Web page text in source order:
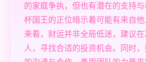
的家庭争执，但也有潜在的支持
杯国王的正位暗示着可能有来自
来看，财运并非全局低迷，建议
人，寻找合适的投资机会。同时